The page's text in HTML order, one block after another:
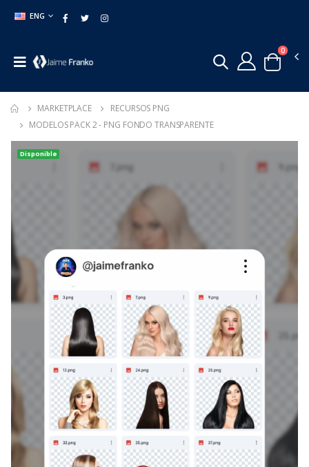
ENG
0
MARKETPLACE
RECURSOS PNG
MODELOS PACK 2 - PNG FONDO TRANSPARENTE
Disponible